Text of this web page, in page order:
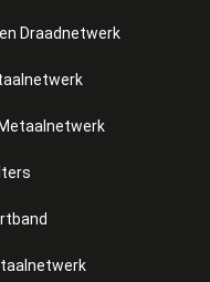
Draadnetwerk